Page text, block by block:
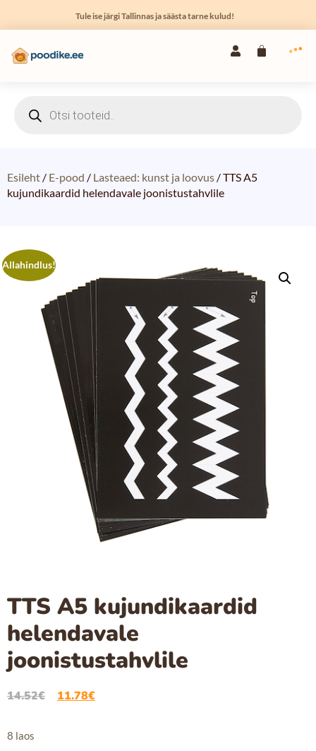
Tule ise järgi Tallinnas ja säästa tarne kulud!
Esileht / E-pood / Lasteaed: kunst ja loovus / TTS A5
kujundikaardid helendavale joonistustahvlile
Allahindlus!
TTS A5 kujundikaardid
helendavale
joonistustahvlile
14.52€ 11.78€
8 laos